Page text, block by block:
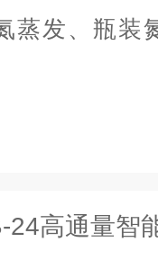
蒸发、瓶装
高通量智能